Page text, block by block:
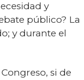
y
público? La
y durante el
si de